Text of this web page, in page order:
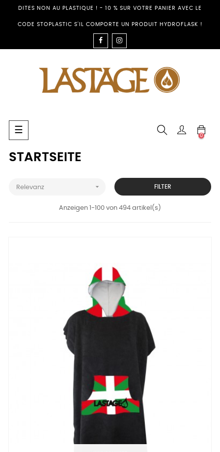
DITES NON AU PLASTIQUE ! - 10 % SUR VOTRE PANIER AVEC LE
CODE STOPLASTIC S'IL COMPORTE UN PRODUIT HYDROFLASK !
FACEBOOK
Umschalten
der
☰
0
STARTSEITE
Relevanz  FILTER
Anzeigen 1-100 von 494 artikel(s)